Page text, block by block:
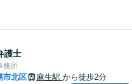
わせ下さい。
護士
務所
市北区 麻生駅 から徒歩2分